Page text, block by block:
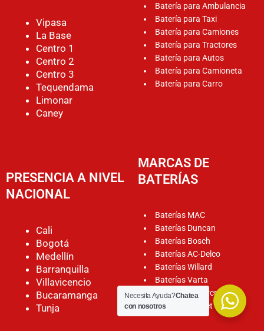
Vipasa
La Base
Centro 1
Centro 2
Centro 3
Tequendama
Limonar
Caney
PRESENCIA A NIVEL
NACIONAL
Cali
Bogotá
Medellín
Barranquilla
Villavicencio
Bucaramanga
Tunja
Batería para Ambulancia
Batería para Taxi
Batería para Camiones
Batería para Tractores
Batería para Autos
Batería para Camioneta
Batería para Carro
MARCAS DE
BATERÍAS
Baterías MAC
Baterías Duncan
Baterías Bosch
Baterías AC-Delco
Baterías Willard
Baterías Varta
Baterías Motorcraft
Baterías Rocket
Necesita Ayuda?Chatea
con nosotros